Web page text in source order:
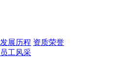
发展历程 资质荣誉
员工风采